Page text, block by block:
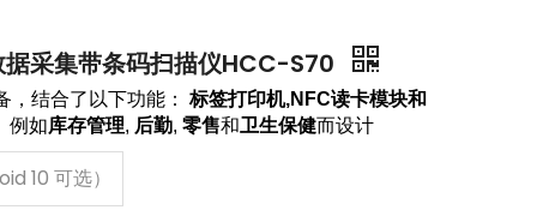
采集带条码扫描仪HCC-S70
，结合了以下功能： 标签打印机,NFC读卡模块和
例如库存管理, 后勤, 零售和卫生保健而设计
10 可选）